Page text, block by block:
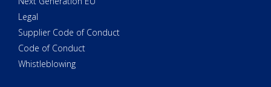
Legal
Supplier Code of Conduct
Code of Conduct
Whistleblowing